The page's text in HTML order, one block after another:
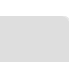
Salt V.1